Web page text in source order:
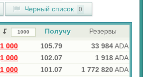
Черный список 0
Получу
Резервы
1 000 105.79 33 984ADA
1 000 102.07 1 918ADA
1 000 101.07 1 772 820ADA